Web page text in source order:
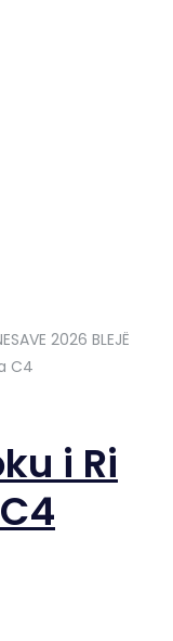
2026 BLEJË
C4
i Ri